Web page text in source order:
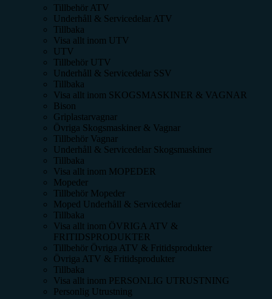
Tillbehör ATV
Underhåll & Servicedelar ATV
Tillbaka
Visa allt inom UTV
UTV
Tillbehör UTV
Underhåll & Servicedelar SSV
Tillbaka
Visa allt inom SKOGSMASKINER & VAGNAR
Bison
Griplastarvagnar
Övriga Skogsmaskiner & Vagnar
Tillbehör Vagnar
Underhåll & Servicedelar Skogsmaskiner
Tillbaka
Visa allt inom MOPEDER
Mopeder
Tillbehör Mopeder
Moped Underhåll & Servicedelar
Tillbaka
Visa allt inom ÖVRIGA ATV &
FRITIDSPRODUKTER
Tillbehör Övriga ATV & Fritidsprodukter
Övriga ATV & Fritidsprodukter
Tillbaka
Visa allt inom PERSONLIG UTRUSTNING
Personlig Utrustning